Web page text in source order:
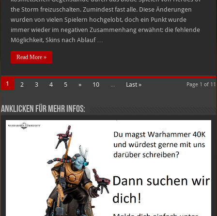
the Storm freizuschalten. Zumindest fast alle. Diese Änderungen
wurden von vielen Spielern hochgelobt, doch ein Punkt wurde
immer wieder im negativen Zusammenhang erwähnt: die fehlende
Möglichkeit, Skins nach Ablauf …
Read More »
Page 1 of 11
1 2 3 4 5 » 10 ... Last »
Anklicken für mehr Infos: